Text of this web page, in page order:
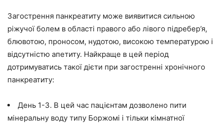
Загострення панкреатиту може виявитися сильною
ріжучої болем в області правого або лівого підребер’я,
блювотою, проносом, нудотою, високою температурою і
відсутністю апетиту. Найкраще в цей період
дотримуватись такої дієти при загостренні хронічного
панкреатиту:
День 1-3. В цей час пацієнтам дозволено пити
мінеральну воду типу Боржомі і тільки кімнатної